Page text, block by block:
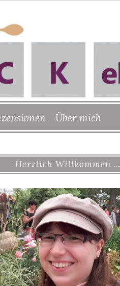
Über mich
Herzlich Willkommen …